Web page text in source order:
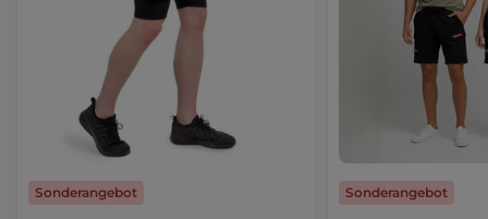
Sonderangebot Sonderangebot